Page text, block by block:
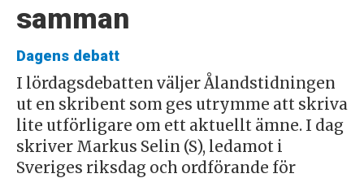
samman
Dagens debatt
I lördagsdebatten väljer Ålandstidningen
ut en skribent som ges utrymme att skriva
lite utförligare om ett aktuellt ämne. I dag
skriver Markus Selin (S), ledamot i
Sveriges riksdag och ordförande för